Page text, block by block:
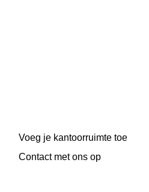
Voeg je kantoorruimte toe
Сontact met ons op